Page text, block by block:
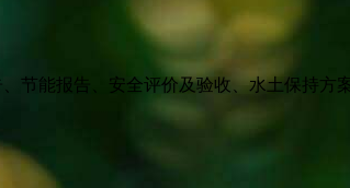
节能报告、安全评价及验收、水土保持